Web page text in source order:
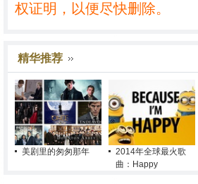
权证明，以便尽快删除。
精华推荐
美剧里的匆匆那年
2014年全球最火歌
曲：Happy